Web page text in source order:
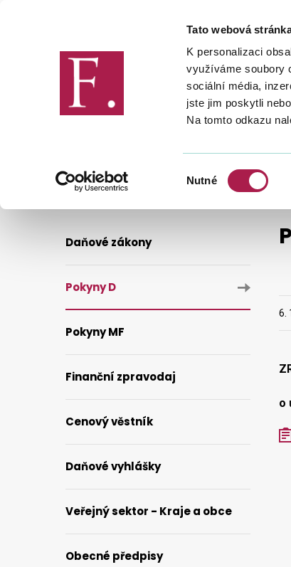
Tato webová
K personalizaci
využíváme soubory
sociální média,
jste jim poskytli
Na tomto odkazu
Nutné
Finanční
6.
o
Daňové zákony
Pokyny D
Pokyny MF
Finanční zpravodaj
Cenový věstník
Daňové vyhlášky
Veřejný sektor - Kraje a obce
Obecné předpisy